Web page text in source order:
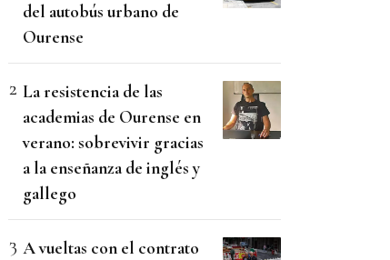
del autobús urbano de
Ourense
La resistencia de las
academias de Ourense en
verano: sobrevivir gracias
a la enseñanza de inglés y
gallego
A vueltas con el contrato